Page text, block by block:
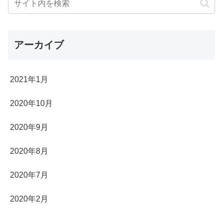
アーカイブ
2021年1月
2020年10月
2020年9月
2020年8月
2020年7月
2020年2月